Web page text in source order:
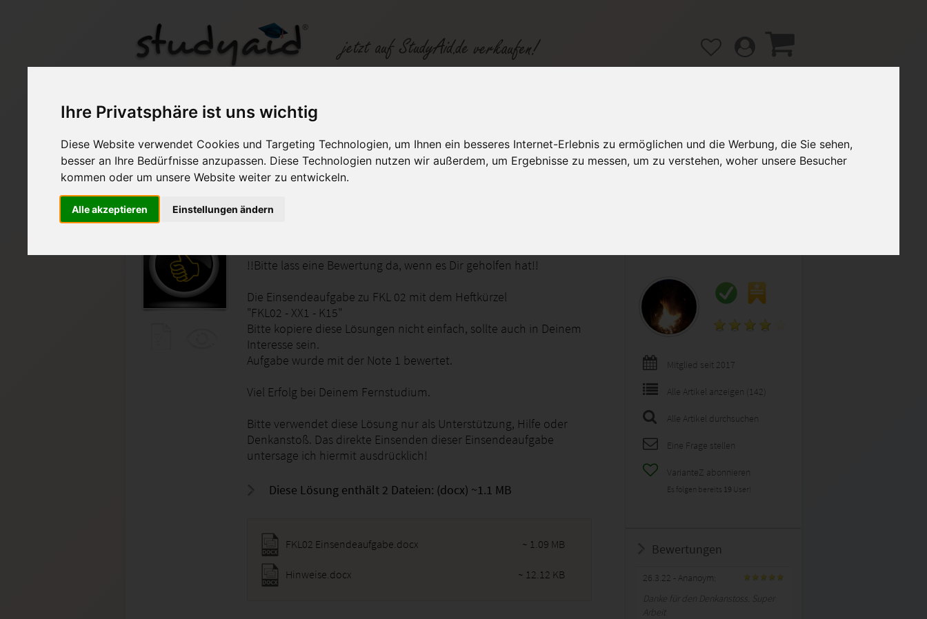
Ihre Privatsphäre ist uns wichtig
Diese Website verwendet Cookies und Targeting Technologien, um Ihnen ein besseres Internet-Erlebnis zu ermöglichen und die Werbung, die Sie sehen,
besser an Ihre Bedürfnisse anzupassen. Diese Technologien nutzen wir außerdem, um Ergebnisse zu messen, um zu verstehen, woher unsere Besucher
kommen oder um unsere Website weiter zu entwickeln.
Alle akzeptieren Einstellungen ändern
FKL02 ILS / HAF / SGD
Auf StudyAid.de verkaufen Kategorien Studiengänge / Lehrgänge Hilfe / FAQ
!!Bitte lass eine Bewertung da, wenn es Dir geholfen hat!!
Die Einsendeaufgabe zu FKL 02 mit dem Heftkürzel
"FKL02 - XX1 - K15"
Bitte kopiere diese Lösungen nicht einfach, sollte auch in Deinem
Interesse sein.
Aufgabe wurde mit der Note 1 bewertet.
Viel Erfolg bei Deinem Fernstudium.
Bitte verwendet diese Lösung nur als Unterstützung, Hilfe oder
Denkanstoß. Das direkte Einsenden dieser Einsendeaufgabe
untersage ich hiermit ausdrücklich!
Diese Lösung enthält 2 Dateien: (docx) ~1.1 MB
FKL02 Einsendeaufgabe.docx ~ 1.09 MB
Hinweise.docx ~ 12.12 KB
Mitglied seit 2017
Alle Artikel anzeigen (142)
Alle Artikel durchsuchen
Eine Frage stellen
VarianteZ abonnieren
Es folgen bereits 19 User!
Bewertungen
26.3.22 - Ananoym:
Danke für den Denkanstoss. Super
Arbeit